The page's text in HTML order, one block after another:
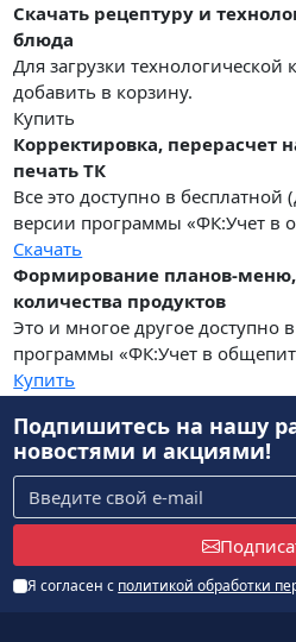
Скачать рецептуру и
блюда
Для загрузки
добавить в корзину.
Купить
Корректировка, перерасчет
печать ТК
Все это доступно в
версии программы «ФК:Учет в
Скачать
Формирование планов-меню,
количества продуктов
Это и многое другое доступно
программы «ФК:Учет в
Купить
Подпишитесь на нашу
новостями и акциями!
Я согласен с политикой обработки